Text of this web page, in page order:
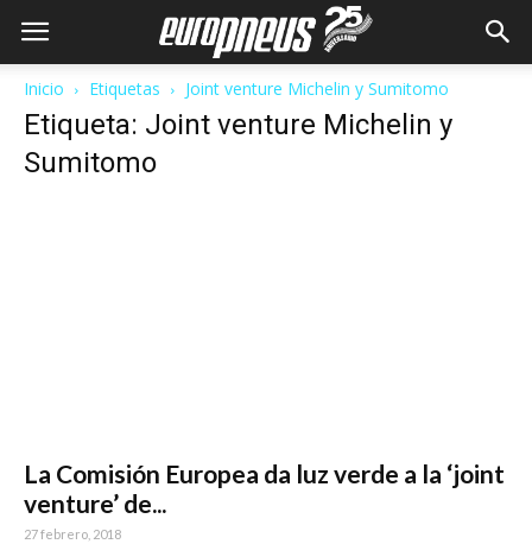
Inicio Etiquetas Joint venture Michelin y Sumitomo
Etiqueta: Joint venture Michelin y
Sumitomo
La Comisión Europea da luz verde a la ‘joint
venture’ de...
27 febrero, 2018